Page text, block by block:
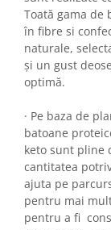
Toată gama de
în fibre si
naturale,
și un gust
optimă.
· Pe baza de
batoane
keto sunt pline
cantitatea
ajuta pe
pentru mai
pentru a fi